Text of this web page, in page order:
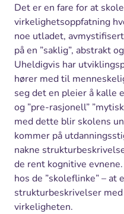
Det er en fare for at
virkelighetsoppfatning
noe utladet,
på en ”saklig”, abstrakt
Uheldigvis har
hører med til
seg det en pleier å kalle
og ”pre-rasjonell”
med dette blir skolens
kommer på
nakne
de rent kognitive
hos de ”skoleflinke” – at
strukturbeskrivelser
virkeligheten.